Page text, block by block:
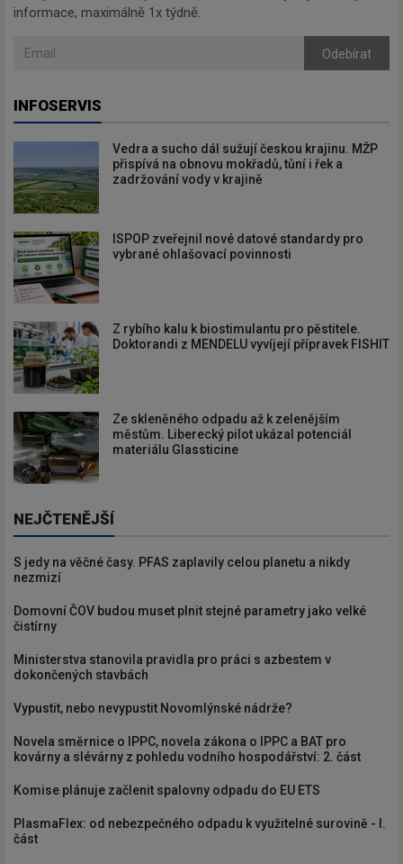
informace, maximálně 1x týdně.
Odebírat
INFOSERVIS
Vedra a sucho dál sužují českou krajinu. MŽP
přispívá na obnovu mokřadů, tůní i řek a
zadržování vody v krajině
ISPOP zveřejnil nové datové standardy pro
vybrané ohlašovací povinnosti
Z rybího kalu k biostimulantu pro pěstitele.
Doktorandi z MENDELU vyvíjejí přípravek FISHIT
Ze skleněného odpadu až k zelenějším
městům. Liberecký pilot ukázal potenciál
materiálu Glassticine
NEJČTENĚJŠÍ
S jedy na věčné časy. PFAS zaplavily celou planetu a nikdy
nezmizí
Domovní ČOV budou muset plnit stejné parametry jako velké
čistírny
Ministerstva stanovila pravidla pro práci s azbestem v
dokončených stavbách
Vypustit, nebo nevypustit Novomlýnské nádrže?
Novela směrnice o IPPC, novela zákona o IPPC a BAT pro
kovárny a slévárny z pohledu vodního hospodářství: 2. část
Komise plánuje začlenit spalovny odpadu do EU ETS
PlasmaFlex: od nebezpečného odpadu k využitelné surovině - I.
část